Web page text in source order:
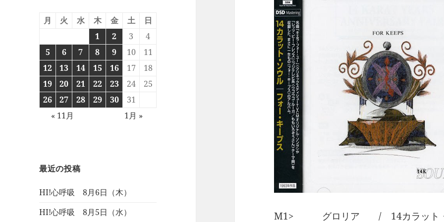
月 火 水 木 金 土
日
1
2 3
4
5
6 7 8 9 10
11
12
13 14 15 16 17
18
19
20 21 22 23 24
25
26
27 28 29 30
31
« 11月
1月 »
最近の投稿
HI!心呼吸 8月6日（木）
HI!心呼吸 8月5日（水）
M1> グロリア / 14カラット・